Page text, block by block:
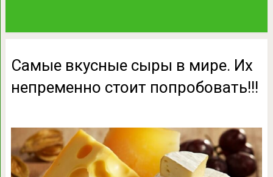
Самые вкусные сыры в мире. Их
непременно стоит попробовать!!!